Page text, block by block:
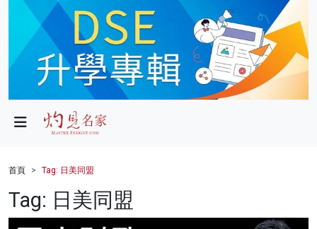
政局
財經
健康
首頁 Tag: 日美同盟
Tag: 日美同盟